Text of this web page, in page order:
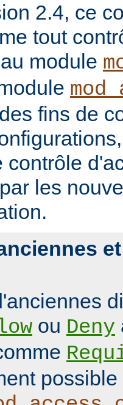
2.4, ce
tout
module
fins de
contrôle
les
ou Deny